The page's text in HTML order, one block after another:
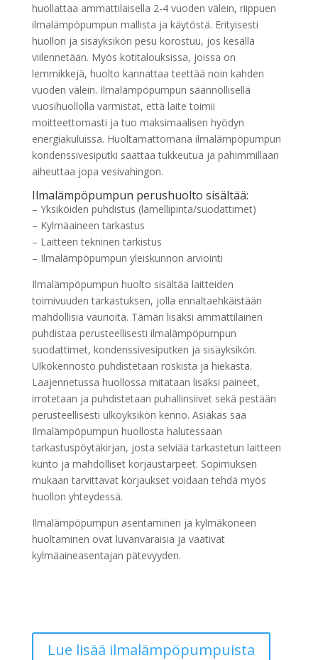
huollattaa ammattilaisella 2-4 vuoden välein, riippuen
ilmalämpöpumpun mallista ja käytöstä. Erityisesti
huollon ja sisäyksikön pesu korostuu, jos kesällä
viilennetään. Myös kotitalouksissa, joissa on
lemmikkejä, huolto kannattaa teettää noin kahden
vuoden välein. Ilmalämpöpumpun säännöllisellä
vuosihuollolla varmistat, että laite toimii
moitteettomasti ja tuo maksimaalisen hyödyn
energiakuluissa. Huoltamattomana ilmalämpöpumpun
kondenssivesiputki saattaa tukkeutua ja pahimmillaan
aiheuttaa jopa vesivahingon.
Ilmalämpöpumpun perushuolto sisältää:
– Yksiköiden puhdistus (lamellipinta/suodattimet)
– Kylmäaineen tarkastus
– Laitteen tekninen tarkistus
– Ilmalämpöpumpun yleiskunnon arviointi
Ilmalämpöpumpun huolto sisältää laitteiden
toimivuuden tarkastuksen, jolla ennaltaehkäistään
mahdollisia vaurioita. Tämän lisäksi ammattilainen
puhdistaa perusteellisesti ilmalämpöpumpun
suodattimet, kondenssivesiputken ja sisäyksikön.
Ulkokennosto puhdistetaan roskista ja hiekasta.
Laajennetussa huollossa mitataan lisäksi paineet,
irrotetaan ja puhdistetaan puhallinsiivet sekä pestään
perusteellisesti ulkoyksikön kenno. Asiakas saa
Ilmalämpöpumpun huollosta halutessaan
tarkastuspöytäkirjan, josta selviää tarkastetun laitteen
kunto ja mahdolliset korjaustarpeet. Sopimuksen
mukaan tarvittavat korjaukset voidaan tehdä myös
huollon yhteydessä.
Ilmalämpöpumpun asentaminen ja kylmäkoneen
huoltaminen ovat luvanvaraisia ja vaativat
kylmäaineasentajan pätevyyden.
Lue lisää ilmalämpöpumpuista